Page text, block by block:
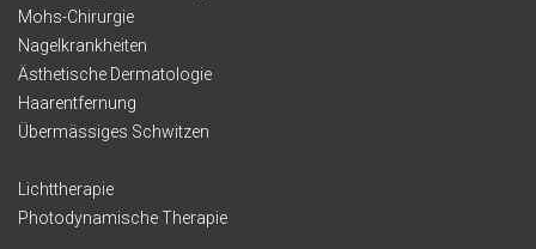
Mohs-Chirurgie
Nagelkrankheiten
Ästhetische Dermatologie
Haarentfernung
Übermässiges Schwitzen
Lichttherapie
Photodynamische Therapie